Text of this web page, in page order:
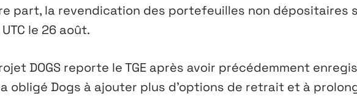
part, la revendication des portefeuilles non dépositaires
le 26 août.
DOGS reporte le TGE après avoir précédemment
obligé Dogs à ajouter plus d’options de retrait et à